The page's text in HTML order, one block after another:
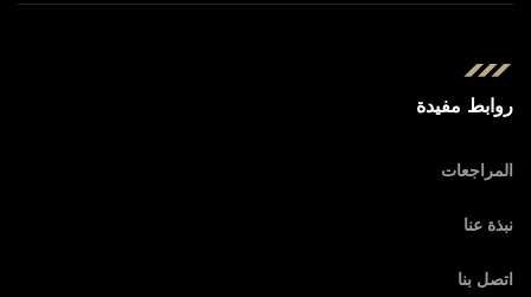
روابط مفيدة
المراجعات
نبذة عنا
اتصل بنا